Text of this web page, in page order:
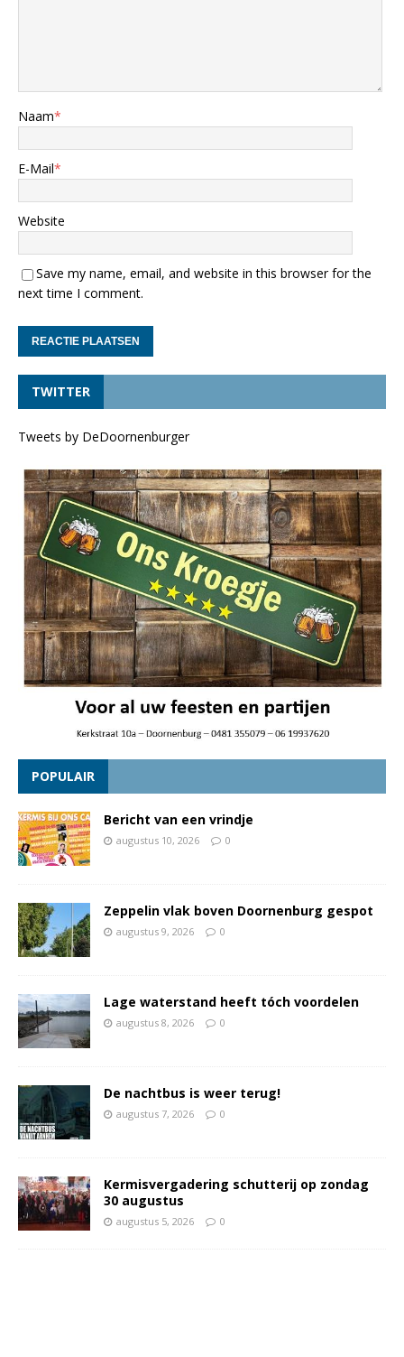
Naam*
E-Mail*
Website
Save my name, email, and website in this browser for the
next time I comment.
TWITTER
Tweets by DeDoornenburger
POPULAIR
Bericht van een vrindje
augustus 10, 2026 0
Zeppelin vlak boven Doornenburg gespot
augustus 9, 2026 0
Lage waterstand heeft tóch voordelen
augustus 8, 2026 0
De nachtbus is weer terug!
augustus 7, 2026 0
Kermisvergadering schutterij op zondag
30 augustus
augustus 5, 2026 0